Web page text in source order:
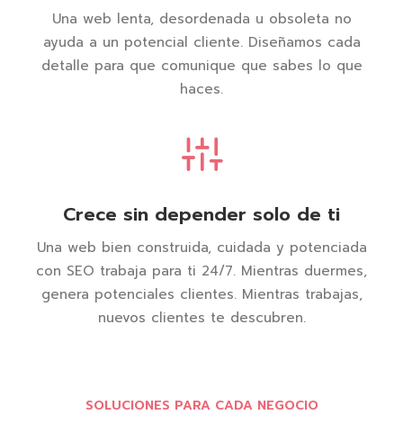
Una web lenta, desordenada u obsoleta no
ayuda a un potencial cliente. Diseñamos cada
detalle para que comunique que sabes lo que
haces.
Crece sin depender solo de ti
Una web bien construida, cuidada y potenciada
con SEO trabaja para ti 24/7. Mientras duermes,
genera potenciales clientes. Mientras trabajas,
nuevos clientes te descubren.
SOLUCIONES PARA CADA NEGOCIO